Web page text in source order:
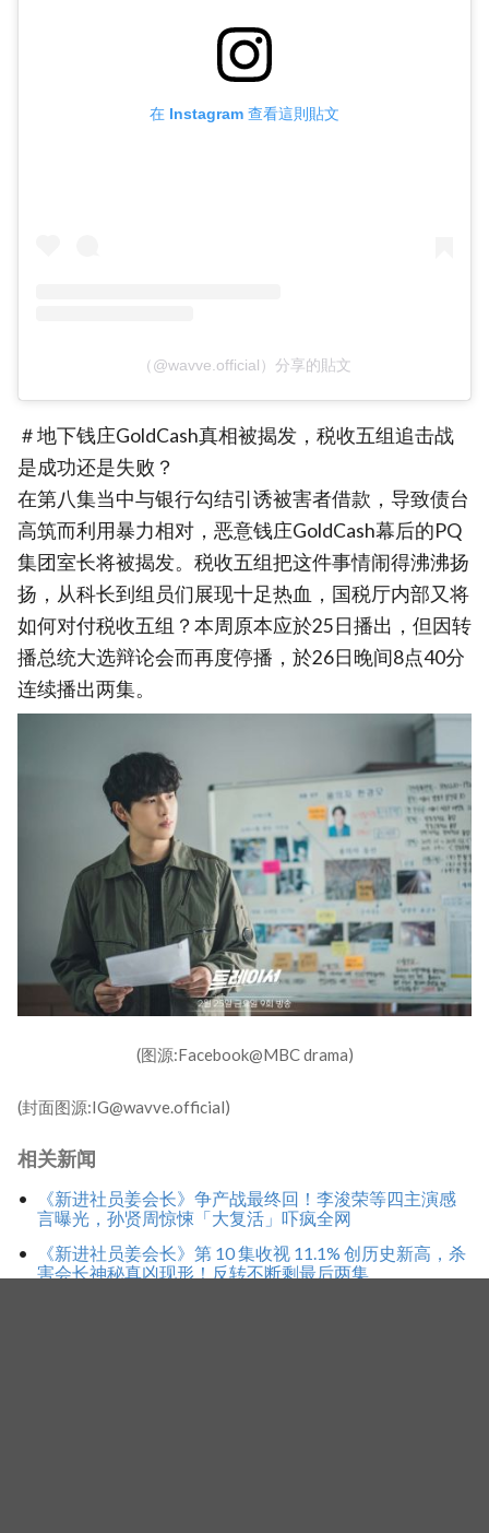
在 Instagram 查看這則貼文
（@wavve.official）分享的貼文
＃地下钱庄GoldCash真相被揭发，税收五组追击战
是成功还是失败？
在第八集当中与银行勾结引诱被害者借款，导致债台
高筑而利用暴力相对，恶意钱庄GoldCash幕后的PQ
集团室长将被揭发。税收五组把这件事情闹得沸沸扬
扬，从科长到组员们展现十足热血，国税厅内部又将
如何对付税收五组？本周原本应於25日播出，但因转
播总统大选辩论会而再度停播，於26日晚间8点40分
连续播出两集。
(图源:Facebook@MBC drama)
(封面图源:IG@wavve.official)
相关新闻
《新进社员姜会长》争产战最终回！李浚荣等四主演感
言曝光，孙贤周惊悚「大复活」吓疯全网
《新进社员姜会长》第 10 集收视 11.1% 创历史新高，杀
害会长神秘真凶现形！反转不断剩最后两集